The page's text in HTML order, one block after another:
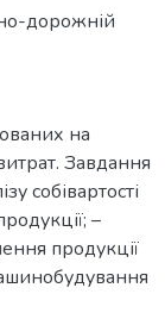
дорожній
на
Завдання
собівартості
–
продукції